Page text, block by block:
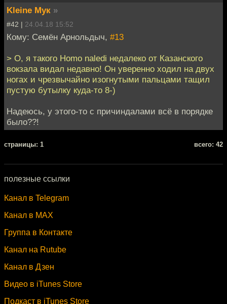
Kleine Мук »
#42 | 24.04.18 15:52
Кому: Семён Арнольдыч, #13
> О, я такого Homo naledi недалеко от Казанского
вокзала видал недавно! Он уверенно ходил на двух
ногах и чрезвычайно изогнутыми пальцами тащил
пустую бутылку куда-то 8-)
Надеюсь, у этого-то с причиндалами всё в порядке
было??!
cтраницы: 1 всего: 42
полезные ссылки
Канал в Telegram
Канал в MAX
Группа в Контакте
Канал на Rutube
Канал в Дзен
Видео в iTunes Store
Подкаст в iTunes Store